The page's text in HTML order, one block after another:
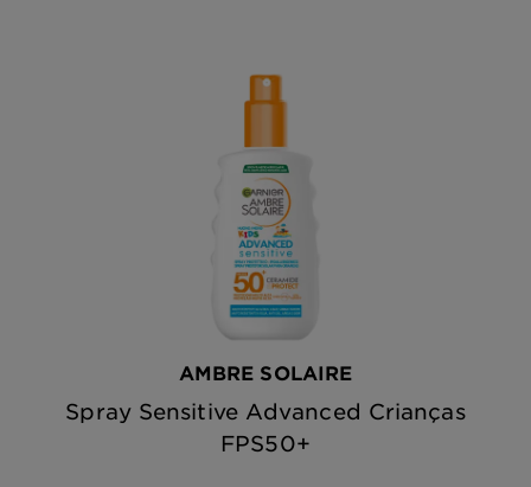
AMBRE SOLAIRE
Spray Sensitive Advanced Crianças
FPS50+